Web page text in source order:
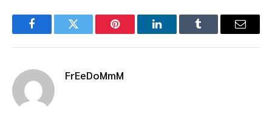
FacebookTwitter Pinterest LinkedInTumblr Email
FrEeDoMmM